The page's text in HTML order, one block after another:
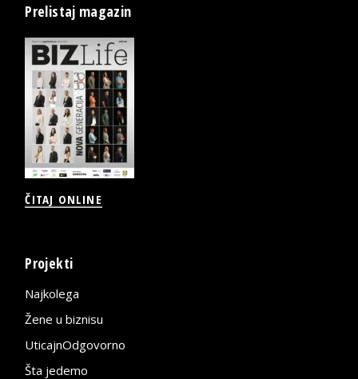
Prelistaj magazin
ČITAJ ONLINE
Projekti
Najkolega
Žene u biznisu
UticajnOdgovorno
Šta jedemo